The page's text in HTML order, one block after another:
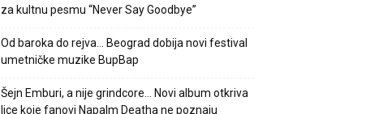
za kultnu pesmu “Never Say Goodbye”
Od baroka do rejva… Beograd dobija novi festival
umetničke muzike BupBap
Šejn Emburi, a nije grindcore… Novi album otkriva
lice koje fanovi Napalm Deatha ne poznaju